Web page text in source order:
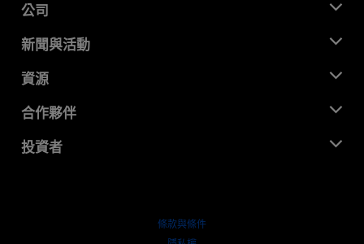
公司
關於 AMD
企業責任
招聘
聯絡我們
新聞與活動
新聞室
媒體庫
資源
開發者中心
案例研究
合作夥伴
AMD 合作夥伴中心
投資者
條款與條件